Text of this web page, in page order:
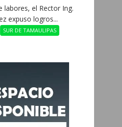
labores, el Rector Ing.
expuso logros...
SUR DE TAMAULIPAS